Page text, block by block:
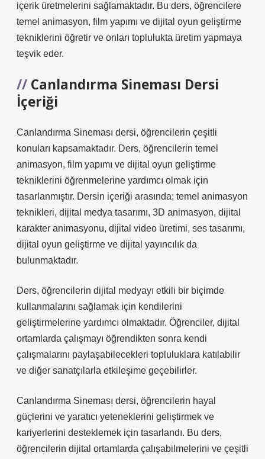
içerik üretmelerini sağlamaktadır. Bu ders, öğrencilere
temel animasyon, film yapımı ve dijital oyun geliştirme
tekniklerini öğretir ve onları toplulukta üretim yapmaya
teşvik eder.
Canlandırma Sineması Dersi
İçeriği
Canlandırma Sineması dersi, öğrencilerin çeşitli
konuları kapsamaktadır. Ders, öğrencilerin temel
animasyon, film yapımı ve dijital oyun geliştirme
tekniklerini öğrenmelerine yardımcı olmak için
tasarlanmıştır. Dersin içeriği arasında; temel animasyon
teknikleri, dijital medya tasarımı, 3D animasyon, dijital
karakter animasyonu, dijital video üretimi, ses tasarımı,
dijital oyun geliştirme ve dijital yayıncılık da
bulunmaktadır.
Ders, öğrencilerin dijital medyayı etkili bir biçimde
kullanmalarını sağlamak için kendilerini
geliştirmelerine yardımcı olmaktadır. Öğrenciler, dijital
ortamlarda çalışmayı öğrendikten sonra kendi
çalışmalarını paylaşabilecekleri topluluklara katılabilir
ve diğer sanatçılarla etkileşime geçebilirler.
Canlandırma Sineması dersi, öğrencilerin hayal
güçlerini ve yaratıcı yeteneklerini geliştirmek ve
kariyerlerini desteklemek için tasarlandı. Bu ders,
öğrencilerin dijital ortamlarda çalışabilmelerini ve çeşitli